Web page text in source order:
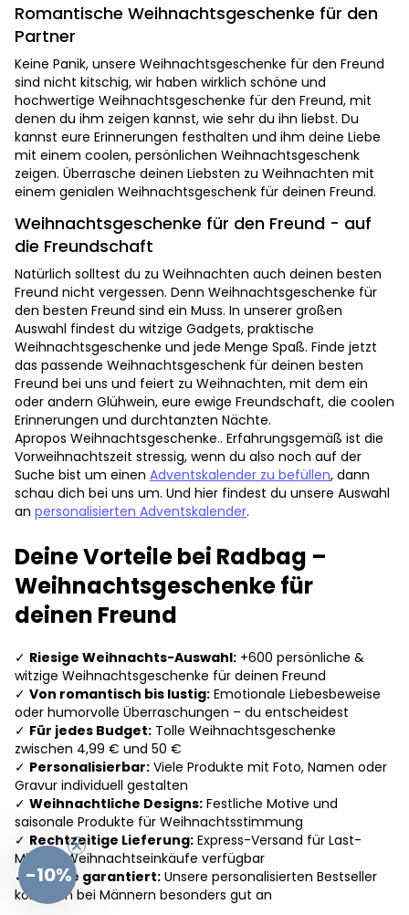
Romantische Weihnachtsgeschenke für den
Partner
Keine Panik, unsere Weihnachtsgeschenke für den Freund
sind nicht kitschig, wir haben wirklich schöne und
hochwertige Weihnachtsgeschenke für den Freund, mit
denen du ihm zeigen kannst, wie sehr du ihn liebst. Du
kannst eure Erinnerungen festhalten und ihm deine Liebe
mit einem coolen, persönlichen Weihnachtsgeschenk
zeigen. Überrasche deinen Liebsten zu Weihnachten mit
einem genialen Weihnachtsgeschenk für deinen Freund.
Weihnachtsgeschenke für den Freund - auf
die Freundschaft
Natürlich solltest du zu Weihnachten auch deinen besten
Freund nicht vergessen. Denn Weihnachtsgeschenke für
den besten Freund sind ein Muss. In unserer großen
Auswahl findest du witzige Gadgets, praktische
Weihnachtsgeschenke und jede Menge Spaß. Finde jetzt
das passende Weihnachtsgeschenk für deinen besten
Freund bei uns und feiert zu Weihnachten, mit dem ein
oder andern Glühwein, eure ewige Freundschaft, die coolen
Erinnerungen und durchtanzten Nächte.
Apropos Weihnachtsgeschenke.. Erfahrungsgemäß ist die
Vorweihnachtszeit stressig, wenn du also noch auf der
Suche bist um einen Adventskalender zu befüllen, dann
schau dich bei uns um. Und hier findest du unsere Auswahl
an personalisierten Adventskalender.
Deine Vorteile bei Radbag –
Weihnachtsgeschenke für
deinen Freund
✓ Riesige Weihnachts-Auswahl: +600 persönliche &
witzige Weihnachtsgeschenke für deinen Freund
✓ Von romantisch bis lustig: Emotionale Liebesbeweise
oder humorvolle Überraschungen – du entscheidest
✓ Für jedes Budget: Tolle Weihnachtsgeschenke
zwischen 4,99 € und 50 €
✓ Personalisierbar: Viele Produkte mit Foto, Namen oder
Gravur individuell gestalten
✓ Weihnachtliche Designs: Festliche Motive und
saisonale Produkte für Weihnachtsstimmung
✓ Rechtzeitige Lieferung: Express-Versand für Last-
Minute-Weihnachtseinkäufe verfügbar
✓Freude garantiert: Unsere personalisierten Bestseller
kommen bei Männern besonders gut an
-10%